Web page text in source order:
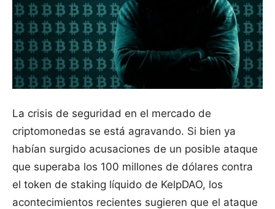
La crisis de seguridad en el mercado de
criptomonedas se está agravando. Si bien ya
habían surgido acusaciones de un posible ataque
que superaba los 100 millones de dólares contra
el token de staking líquido de KelpDAO, los
acontecimientos recientes sugieren que el ataque